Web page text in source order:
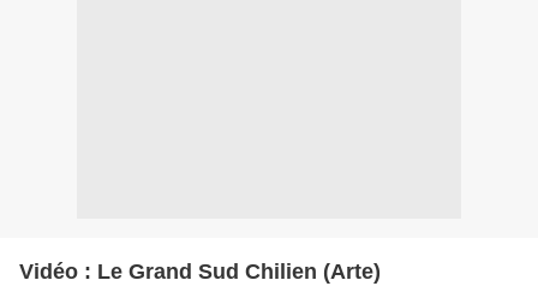
Vidéo : Le Grand Sud Chilien (Arte)